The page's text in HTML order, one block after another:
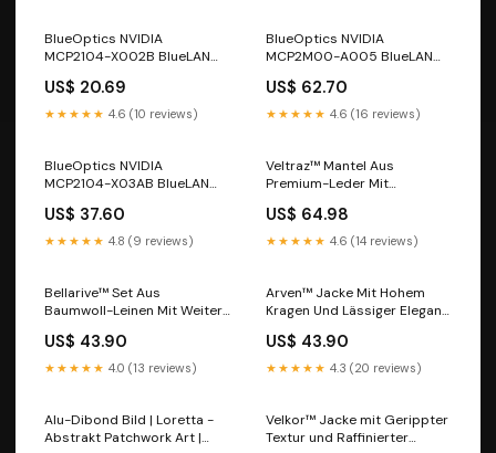
BlueOptics NVIDIA
MCP2104-X002B BlueLAN
CR passives SFP+ auf SFP+
Direct Attach Kabel, 2 Meter
Bluetooth-Adapter
US$ 20.69
★★★★★ 4.6 (10 reviews)
BlueOptics NVIDIA
MCP2M00-A005 BlueLAN
SFP28 auf SFP28 Direct
Attach Kabel, 5 Meter KVM-
US$ 62.70
★★★★★ 4.6 (16 reviews)
BlueOptics NVIDIA
MCP2104-X03AB BlueLAN
CR passives SFP+ auf SFP+
Direct Attach Kabel, 5 Meter
Flachbett-Scanner
US$ 37.60
★★★★★ 4.8 (9 reviews)
Veltraz™ Mantel Aus
Premium-Leder Mit
US$ 64.98
★★★★★ 4.6 (14 reviews)
Bellarive™ Set Aus
Baumwoll-Leinen Mit Weiter
Farbe:Schwarz
US$ 43.90
★★★★★ 4.0 (13 reviews)
Arven™ Jacke Mit Hohem
Kragen Und Lässiger Eleganz
US$ 43.90
★★★★★ 4.3 (20 reviews)
Alu-Dibond Bild | Loretta -
Abstrakt Patchwork Art |
Velkor™ Jacke mit Gerippter
Textur und Raffinierter